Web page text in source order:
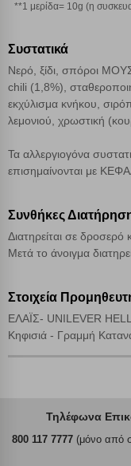
**1 μερίδα= 10g (η
Συστατικά
Νερό, ξίδι, σπόροι
chili (1,8%),
εκχύλισμα κνήκου,
λεμονιού, χρωστική
Τα αλλεργιογόνα
επισημαίνονται με
Συνθήκες
Διατηρείται σε δροσερό
Μετά το άνοιγμα
Στοιχεία
ΕΛΑΪΣ- UNILEVER
Κηφισιά - Γραμμή
Τηλέφωνα
800 117 7777(μόνο από